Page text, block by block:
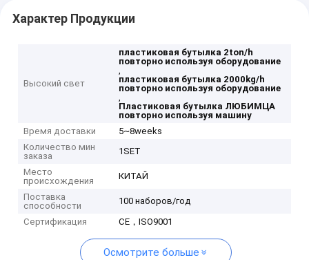
Характер Продукции
Высокий свет
пластиковая бутылка 2ton/h
повторно используя оборудование
,
пластиковая бутылка 2000kg/h
повторно используя оборудование
,
Пластиковая бутылка ЛЮБИМЦА
повторно используя машину
Время доставки
5~8weeks
Количество мин
заказа
1SET
Место
происхождения
КИТАЙ
Поставка
способности
100 наборов/год
Сертификация
CE，ISO9001
Осмотрите больше